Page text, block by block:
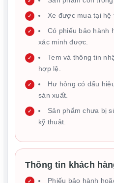
Xe được mua tại hệ
Có phiếu bảo hành
xác minh được.
Tem và thông tin
hợp lệ.
Hư hỏng có dấu
sản xuất.
Sản phẩm chưa bị
kỹ thuật.
Thông tin khách
Phiếu bảo hành